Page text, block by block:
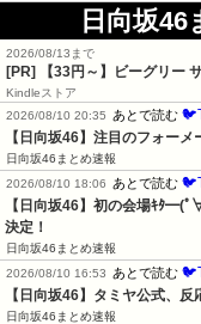
日向坂
2026/08/13まで
[PR] 【33円～】ビーグリー
Kindleストア
2026/08/10 20:35
あとで読む
【日向坂46】注目のフォーメ
日向坂46まとめ速報
2026/08/10 18:06
あとで読む
【日向坂46】初の会場ｷﾀ━(
決定！
日向坂46まとめ速報
2026/08/10 16:53
あとで読む
【日向坂46】タミヤ公式、反
日向坂46まとめ速報